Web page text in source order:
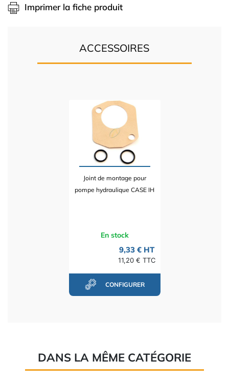
Imprimer la fiche produit
ACCESSOIRES
Joint de montage pour
pompe hydraulique CASE IH
En stock
9,33 € HT
11,20 € TTC
CONFIGURER
DANS LA MÊME CATÉGORIE